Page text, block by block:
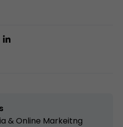
& Online Markeitng